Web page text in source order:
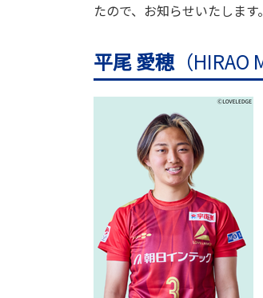
たので、お知らせいたします。
平尾 愛穂（HIRAO